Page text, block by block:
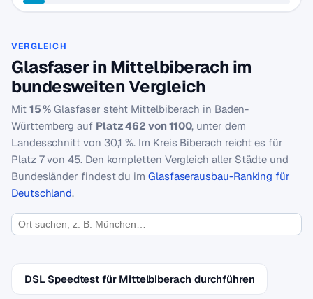
VERGLEICH
Glasfaser in Mittelbiberach im
bundesweiten Vergleich
Mit 15 % Glasfaser steht Mittelbiberach in Baden-
Württemberg auf Platz 462 von 1100, unter dem
Landesschnitt von 30,1 %. Im Kreis Biberach reicht es für
Platz 7 von 45. Den kompletten Vergleich aller Städte und
Bundesländer findest du im Glasfaserausbau-Ranking für
Deutschland.
DSL Speedtest für Mittelbiberach durchführen